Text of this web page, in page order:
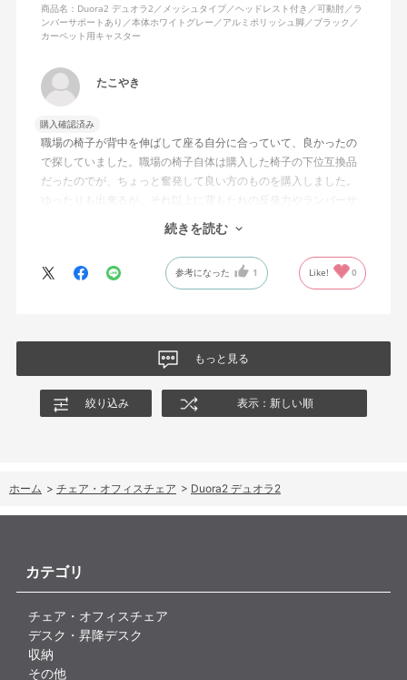
シンプルで機能性の高いバランスのとれたチェア。背面とヘッド
レストにもたれかかるような使い方はまだあまりしていないが、
商品名：Duora2 デュオラ2／メッシュタイプ／ヘッドレスト付き／可動肘／ラ
ンバーサポートあり／本体ホワイトグレー／アルミポリッシュ脚／ブラック／
カーペット用キャスター
たこやき
購入確認済み
職場の椅子が背中を伸ばして座る自分に合っていて、良かったの
で探していました。職場の椅子自体は購入した椅子の下位互換品
だったのでが、ちょっと奮発して良い方のものを購入しました。
ゆったりも出来るが、それ以上に背もたれの反発力やランバーサ
ポートを突き出したり出来るので、モニターに向かわす方にも力
が入っていて仕事をするにはすごく良い椅子でした。
続きを読む
参考になった 1 Like! 0
もっと見る
絞り込み 表示：新しい順
ホーム > チェア・オフィスチェア > Duora2 デュオラ2
カテゴリ
チェア・オフィスチェア
デスク・昇降デスク
収納
その他